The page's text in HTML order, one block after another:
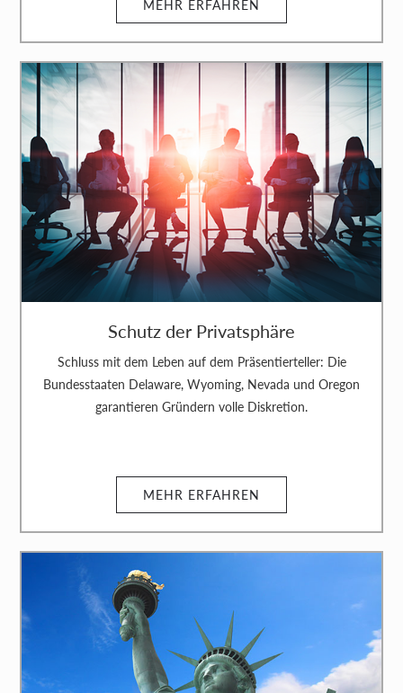
MEHR ERFAHREN
Schutz der Privatsphäre
Schluss mit dem Leben auf dem Präsentierteller: Die
Bundesstaaten Delaware, Wyoming, Nevada und Oregon
garantieren Gründern volle Diskretion.
MEHR ERFAHREN